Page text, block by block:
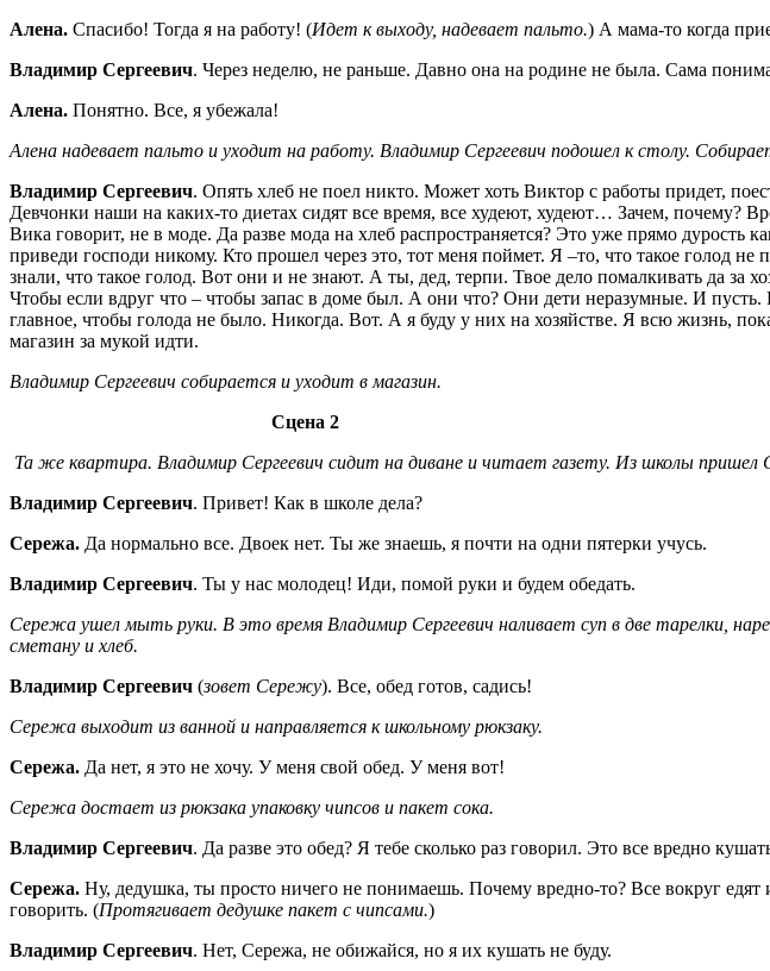
Алена. Спасибо! Тогда я на работу! (Идет к выходу, надевает пальто.) А мама-то когда
Владимир Сергеевич. Через неделю, не раньше. Давно она на родине не была. Сама
Алена. Понятно. Все, я убежала!
Алена надевает пальто и уходит на работу. Владимир Сергеевич подошел к столу.
Владимир Сергеевич. Опять хлеб не поел никто. Может хоть Виктор с работы придет,
Девчонки наши на каких-то диетах сидят все время, все худеют, худеют… Зачем, почему?
Вика говорит, не в моде. Да разве мода на хлеб распространяется? Это уже прямо
приведи господи никому. Кто прошел через это, тот меня поймет. Я –то, что такое голод
знали, что такое голод. Вот они и не знают. А ты, дед, терпи. Твое дело помалкивать да
Чтобы если вдруг что – чтобы запас в доме был. А они что? Они дети неразумные. И пусть.
главное, чтобы голода не было. Никогда. Вот. А я буду у них на хозяйстве. Я всю жизнь,
магазин за мукой идти.
Владимир Сергеевич собирается и уходит в магазин.
Сцена 2
Та же квартира. Владимир Сергеевич сидит на диване и читает газету. Из школы
Владимир Сергеевич. Привет! Как в школе дела?
Сережа. Да нормально все. Двоек нет. Ты же знаешь, я почти на одни пятерки учусь.
Владимир Сергеевич. Ты у нас молодец! Иди, помой руки и будем обедать.
Сережа ушел мыть руки. В это время Владимир Сергеевич наливает суп в две тарелки,
сметану и хлеб.
Владимир Сергеевич (зовет Сережу). Все, обед готов, садись!
Сережа выходит из ванной и направляется к школьному рюкзаку.
Сережа. Да нет, я это не хочу. У меня свой обед. У меня вот!
Сережа достает из рюкзака упаковку чипсов и пакет сока.
Владимир Сергеевич. Да разве это обед? Я тебе сколько раз говорил. Это все вредно
Сережа. Ну, дедушка, ты просто ничего не понимаешь. Почему вредно-то? Все вокруг
говорить. (Протягивает дедушке пакет с чипсами.)
Владимир Сергеевич. Нет, Сережа, не обижайся, но я их кушать не буду.